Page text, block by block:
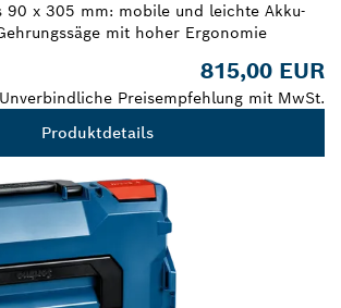
90 x 305 mm: mobile und leichte Akku-
mit hoher Ergonomie
815,00 EUR
Unverbindliche Preisempfehlung mit MwSt.
Produktdetails